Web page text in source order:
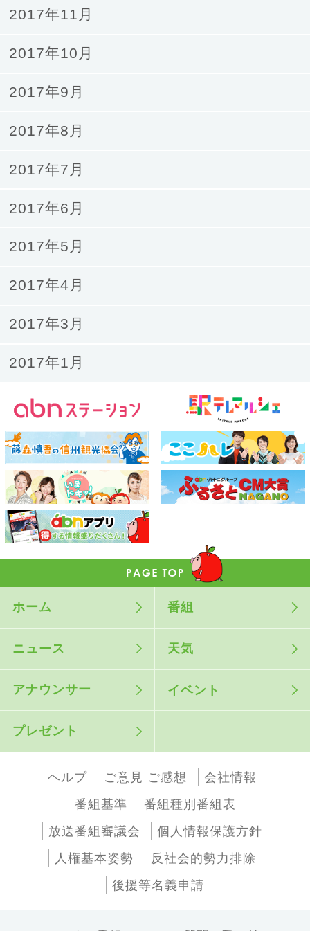
2017年11月
2017年10月
2017年9月
2017年8月
2017年7月
2017年6月
2017年5月
2017年4月
2017年3月
2017年1月
ホーム 番組
ニュース 天気
アナウンサー イベント
プレゼント
ヘルプ ご意見 ご感想
会社情報
番組基準
番組種別番組表
放送番組審議会
個人情報保護方針
人権基本姿勢
反社会的勢力排除
後援等名義申請